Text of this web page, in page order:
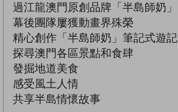
過江龍澳門原創品牌「半島師奶」
幕後團隊屢獲動畫界殊榮
精心創作「半島師奶」筆記式遊記
探尋澳門各區景點和食肆
發掘地道美食
感受風土人情
共享半島情懷故事